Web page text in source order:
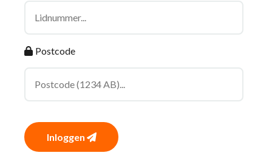
Postcode
Inloggen